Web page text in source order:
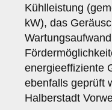
Kühlleistung
kW), das
energieeffiziente
ebenfalls geprüft
Halberstadt